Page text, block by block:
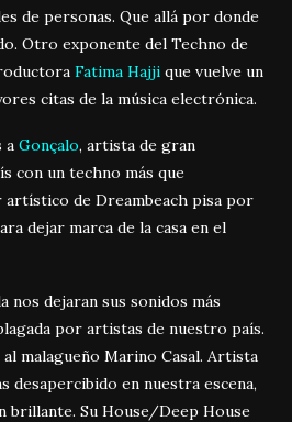
de personas. Que allá por donde
Otro exponente del Techno de
Fatima Hajji que vuelve un
citas de la música electrónica.
a Gonçalo, artista de gran
con un techno más que
de Dreambeach pisa por
dejar marca de la casa en el
nos dejaran sus sonidos más
por artistas de nuestro país.
malagueño Marino Casal. Artista
desapercibido en nuestra escena,
brillante. Su House/Deep House